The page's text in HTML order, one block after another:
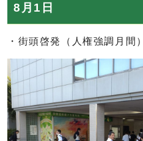
8月1日
・街頭啓発（人権強調月間）